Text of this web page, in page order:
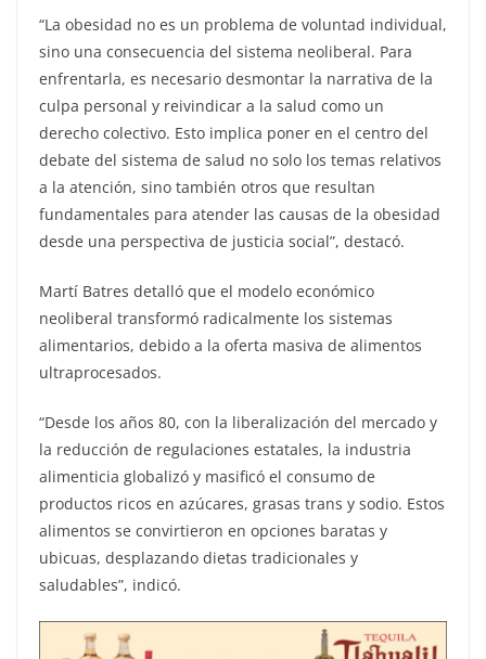
“La obesidad no es un problema de voluntad individual,
sino una consecuencia del sistema neoliberal. Para
enfrentarla, es necesario desmontar la narrativa de la
culpa personal y reivindicar a la salud como un
derecho colectivo. Esto implica poner en el centro del
debate del sistema de salud no solo los temas relativos
a la atención, sino también otros que resultan
fundamentales para atender las causas de la obesidad
desde una perspectiva de justicia social”, destacó.
Martí Batres detalló que el modelo económico
neoliberal transformó radicalmente los sistemas
alimentarios, debido a la oferta masiva de alimentos
ultraprocesados.
“Desde los años 80, con la liberalización del mercado y
la reducción de regulaciones estatales, la industria
alimenticia globalizó y masificó el consumo de
productos ricos en azúcares, grasas trans y sodio. Estos
alimentos se convirtieron en opciones baratas y
ubicuas, desplazando dietas tradicionales y
saludables”, indicó.